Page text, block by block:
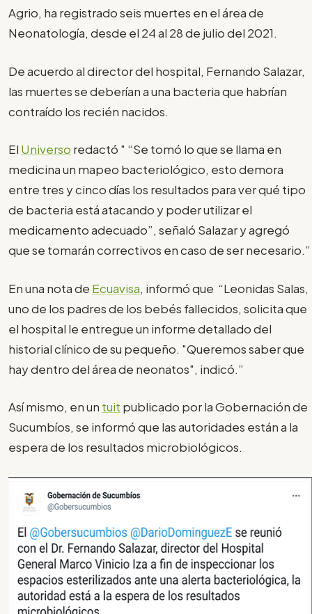
Agrio, ha registrado seis muertes en el área de
Neonatología, desde el 24 al 28 de julio del 2021.
De acuerdo al director del hospital, Fernando Salazar,
las muertes se deberían a una bacteria que habrían
contraído los recién nacidos.
El Universo redactó " “Se tomó lo que se llama en
medicina un mapeo bacteriológico, esto demora
entre tres y cinco días los resultados para ver qué tipo
de bacteria está atacando y poder utilizar el
medicamento adecuado”, señaló Salazar y agregó
que se tomarán correctivos en caso de ser necesario.”
En una nota de Ecuavisa, informó que “Leonidas Salas,
uno de los padres de los bebés fallecidos, solicita que
el hospital le entregue un informe detallado del
historial clínico de su pequeño. "Queremos saber que
hay dentro del área de neonatos", indicó.”
Así mismo, en un tuit publicado por la Gobernación de
Sucumbíos, se informó que las autoridades están a la
espera de los resultados microbiológicos.